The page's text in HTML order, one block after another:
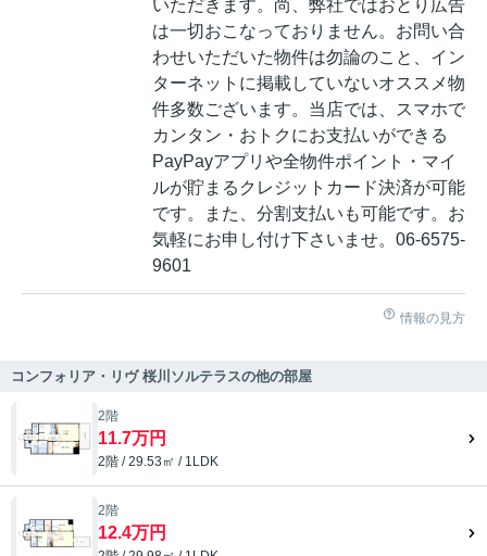
いただきます。尚、弊社ではおとり広告
は一切おこなっておりません。お問い合
わせいただいた物件は勿論のこと、イン
ターネットに掲載していないオススメ物
件多数ございます。当店では、スマホで
カンタン・おトクにお支払いができる
PayPayアプリや全物件ポイント・マイ
ルが貯まるクレジットカード決済が可能
です。また、分割支払いも可能です。お
気軽にお申し付け下さいませ。06-6575-
9601
情報の見方
コンフォリア・リヴ 桜川ソルテラスの他の部屋
2階
11.7万円
2階 / 29.53㎡ / 1LDK
2階
12.4万円